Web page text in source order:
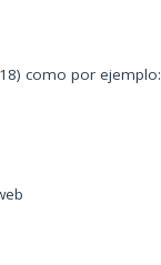
como por ejemplo: